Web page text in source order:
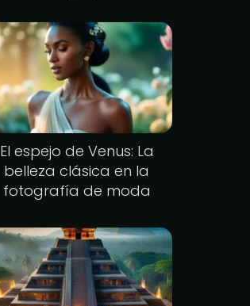
El espejo de Venus: La
belleza clásica en la
fotografía de moda